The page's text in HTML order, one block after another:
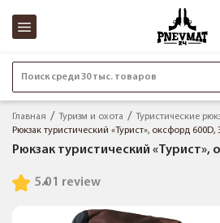
Поиск среди 30 тыс. товаров
Главная Туризм и охота Туристические
Рюкзак туристический «Турист», оксфорд 600D,
Рюкзак туристический «Турист»,
1 review
5.0